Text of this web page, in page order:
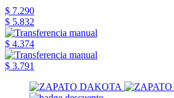
$ 7.290
$ 5.832
$ 4.374
$ 3.791